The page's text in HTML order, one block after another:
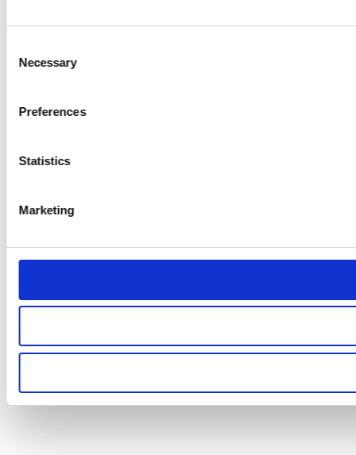
Selection
Necessary
Preferences
Statistics
Marketing